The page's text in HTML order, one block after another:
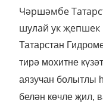
Чәршәмбе
шулай ук җепшек
Татарстан
тирә мохитне
аязучан болытлы
белән көчле җил,